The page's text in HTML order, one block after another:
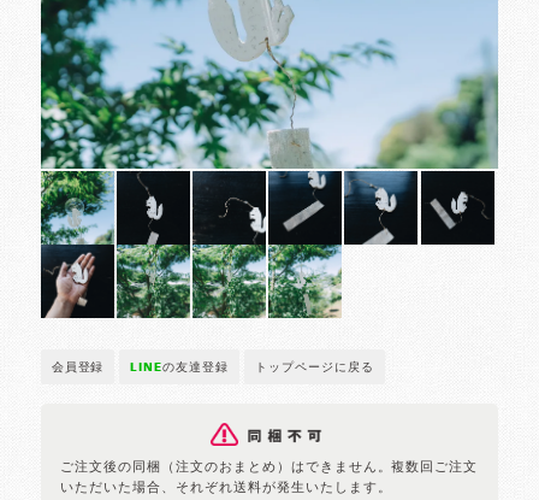
会員登録 LINEの友達登録 トップページに戻る
ご注文後の同梱（注文のおまとめ）はできません。複数回ご注文
いただいた場合、それぞれ送料が発生いたします。